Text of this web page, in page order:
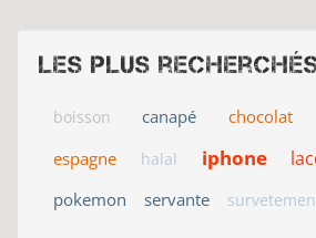
Les plus
boisson canapé chocolat
espagne
halal iphone
pokemon servante